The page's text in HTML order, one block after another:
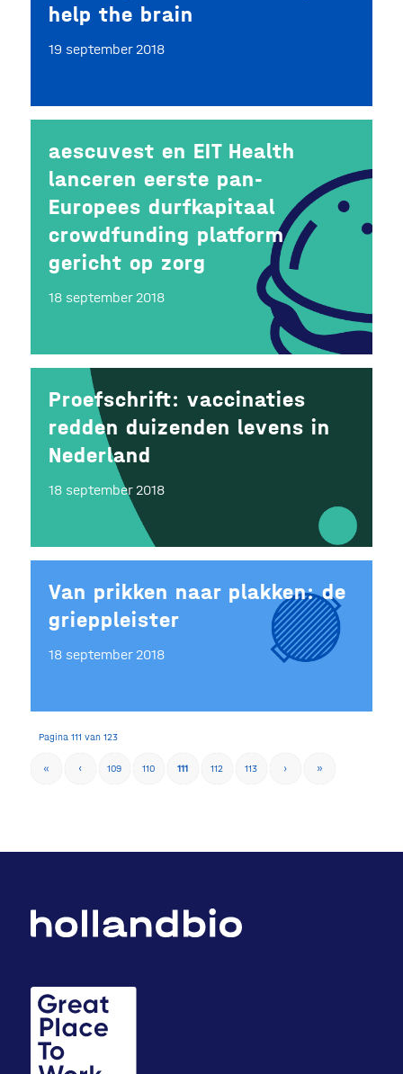
help the brain
19 september 2018
aescuvest en EIT Health
lanceren eerste pan-
Europees durfkapitaal
crowdfunding platform
gericht op zorg
18 september 2018
Proefschrift: vaccinaties
redden duizenden levens in
Nederland
18 september 2018
Van prikken naar plakken: de
grieppleister
18 september 2018
Pagina 111 van 123
« ‹ 109 110 111 112 113 › »